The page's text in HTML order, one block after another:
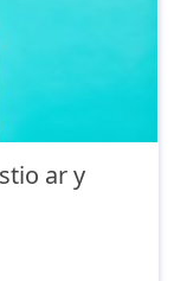
ar y